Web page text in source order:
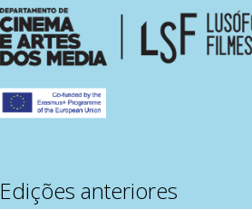
Edições anteriores